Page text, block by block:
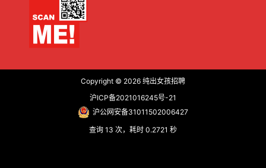
Copyright © 2026 纯出女孩招聘
沪ICP备2021016245号-21
沪公网安备31011502006427
查询 13 次，耗时 0.2721 秒